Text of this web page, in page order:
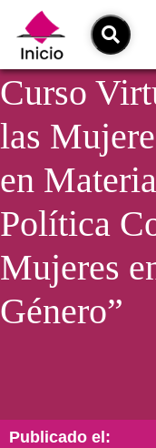
Curso
las
en
Política
Mujeres
Género”
Publicado el: